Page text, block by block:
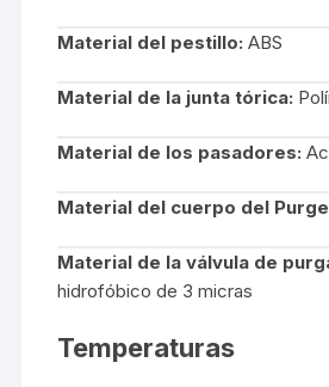
Material del pestillo: ABS
Material de la junta tórica:
Material de los pasadores:
Material del cuerpo del
Material de la válvula de
hidrofóbico de 3 micras
Temperaturas